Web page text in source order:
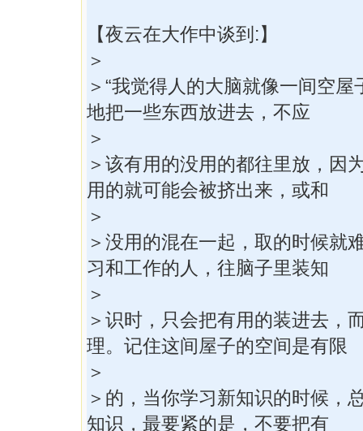
【夜云在大作中谈到:】
＞
＞“我觉得人的大脑就像一间空
地把一些东西放进去，不应
＞
＞该有用的没用的都往里放，因
用的就可能会被挤出来，或和
＞
＞没用的混在一起，取的时候就
习和工作的人，往脑子里装知
＞
＞识时，只会把有用的装进去，
理。记住这间屋子的空间是有限
＞
＞的，当你学习新知识的时候，
知识，最要紧的是，不要把有